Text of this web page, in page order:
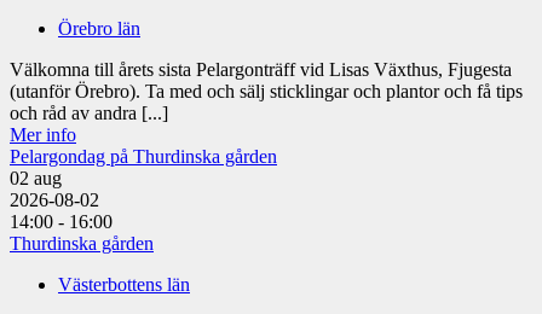
Örebro län
Välkomna till årets sista Pelargonträff vid Lisas Växthus, Fjugesta
(utanför Örebro). Ta med och sälj sticklingar och plantor och få tips
och råd av andra [...]
Mer info
Pelargondag på Thurdinska gården
02 aug
2026-08-02
14:00 - 16:00
Thurdinska gården
Västerbottens län